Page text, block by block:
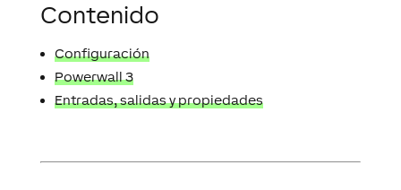
Contenido
Configuración
Powerwall 3
Entradas, salidas y propiedades